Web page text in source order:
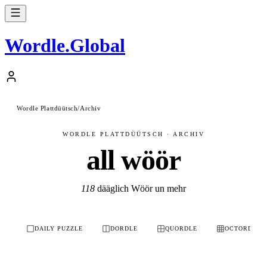
Wordle.Global
Wordle Plattdüütsch/Archiv
WORDLE PLATTDÜÜTSCH · ARCHIV
all wöör
118 dääglich Wöör un mehr
DAILY PUZZLE DORDLE QUORDLE OCTORDLE